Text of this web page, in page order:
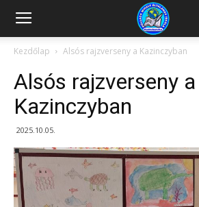
Kazincbarcikai
Pollack
Mihály
Általános
Kezdőlap Alsós rajzverseny a Kazinczyban
Alsós rajzverseny a
Kazinczyban
2025.10.05.